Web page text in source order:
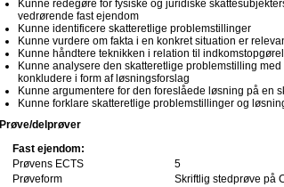
Kunne redegøre for fysiske og juridiske
vedrørende fast ejendom
Kunne identificere skatteretlige problemstillinger
Kunne vurdere om fakta i en konkret situation er
Kunne håndtere teknikken i relation til
Kunne analysere den skatteretlige problemstilling
konkludere i form af løsningsforslag
Kunne argumentere for den foreslåede løsning på en
Kunne forklare skatteretlige problemstillinger og
Prøve/delprøver
Fast ejendom:
Prøvens ECTS
5
Prøveform
Skriftlig stedprøve på